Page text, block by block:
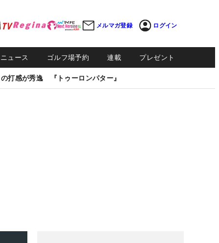
メルマガ登録 ログイン
ュース ゴルフ場予約 連載 プレゼント
打感が秀逸 『トゥーロンパター』